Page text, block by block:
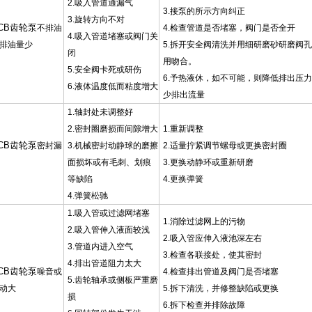
齿轮泵不排油
油量少
2.吸入管道通漏气
3.旋转方向不对
4.吸入管道堵塞或阀门关
闭
5.安全阀卡死或研伤
6.液体温度低而粘度增大
3.接泵的所示方向纠正
4.检查管道是否堵塞，阀门是否全开
5.拆开安全阀清洗并用细研磨砂研磨阀
用吻合。
6.予热液休，如不可能，则降低排出压
少排出流量
齿轮泵密封漏
1.轴封处未调整好
2.密封圈磨损而间隙增大
3.机械密封动静球的磨擦
面损坏或有毛刺、划痕
等缺陷
4.弹簧松驰
1.重新调整
2.适量拧紧调节螺母或更换密封圈
3.更换动静环或重新研磨
4.更换弹簧
齿轮泵噪音或
大
1.吸入管或过滤网堵塞
2.吸入管伸入液面较浅
3.管道内进入空气
4.排出管道阻力太大
5.齿轮轴承或侧板严重磨
损
1.消除过滤网上的污物
2.吸入管应伸入液池深左右
3.检查各联接处，使其密封
4.检查排出管道及阀门是否堵塞
5.拆下清洗，并修整缺陷或更换
6.拆下检查并排除故障